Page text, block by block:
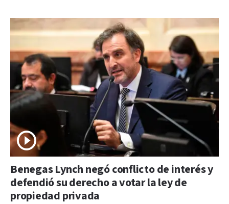
Benegas Lynch negó conflicto de interés y
defendió su derecho a votar la ley de
propiedad privada